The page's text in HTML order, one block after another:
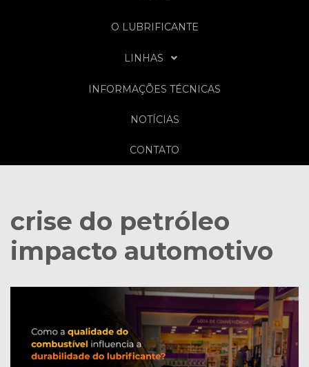
O LUBRIFICANTE
LINHAS
INFORMAÇÕES TÉCNICAS
NOTÍCIAS
CONTATO
crise do petróleo
impacto automotivo